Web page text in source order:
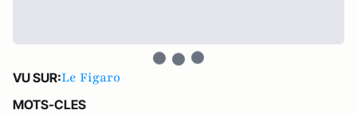
VU SUR:Le Figaro
MOTS-CLES